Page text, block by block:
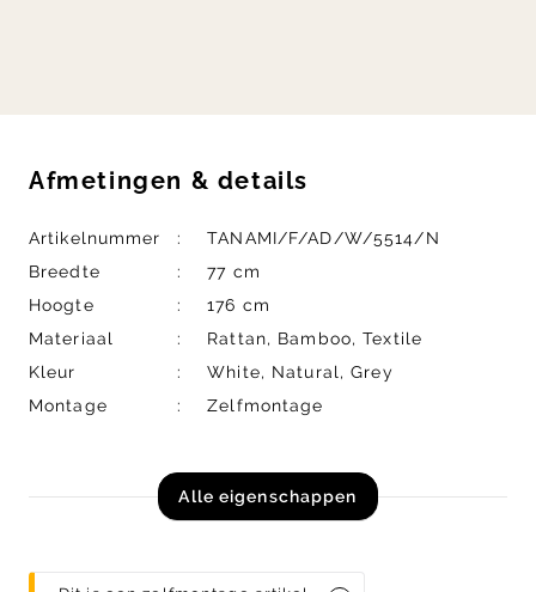
Afmetingen & details
Artikelnummer
TANAMI/F/AD/W/5514/N
Breedte
77 cm
Hoogte
176 cm
Materiaal
Rattan, Bamboo, Textile
Kleur
White, Natural, Grey
Montage
Zelfmontage
Alle eigenschappen